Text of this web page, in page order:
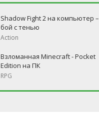
Shadow Fight 2 на компьютер –
бой с тенью
Action
Взломанная Minecraft - Pocket
Edition на ПК
RPG